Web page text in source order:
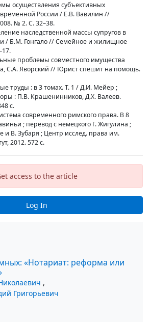
осуществления субъективных
России / Е.В. Вавилин //
№ 2. С. 32–38.
наследственной массы супругов в
/ Б.М. Гонгало // Семейное и жилищное
проблемы совместного имущества
С.А. Яворский // Юрист спешит на помощь.
труды : в 3 томах. Т. 1 / Д.И. Мейер ;
: П.В. Крашенинников, Д.Х. Валеев.
с.
современного римского права. В 8
; перевод с немецкого Г. Жигулина ;
и В. Зубаря ; Центр исслед. права им.
2012. 572 с.
access to the article
Log In
«Нотариат: реформа или
,
Григорьевич